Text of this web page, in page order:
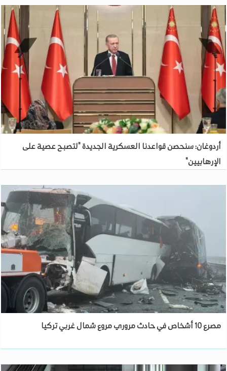
أردوغان: سنحصن قواعدنا العسكرية الجديدة "لتصبح عصية على
الإرهابيين"
مصرع 10 أشخاص في حادث مروري مروع شمال غربي تركيا